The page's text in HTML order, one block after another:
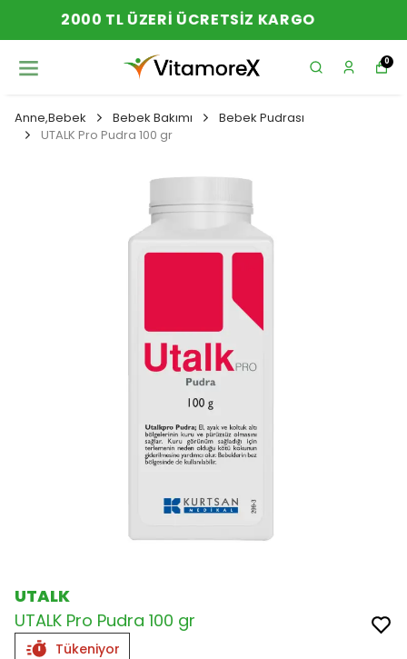
YENI SEZON ÜRÜNLER
0
Anne,Bebek Bebek Bakımı
Bebek Pudrası
UTALK Pro Pudra 100 gr
UTALK
UTALK Pro Pudra 100 gr
Tükeniyor